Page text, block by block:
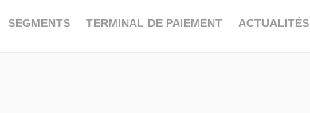
SEGMENTS TERMINAL DE PAIEMENT ACTUALITÉS